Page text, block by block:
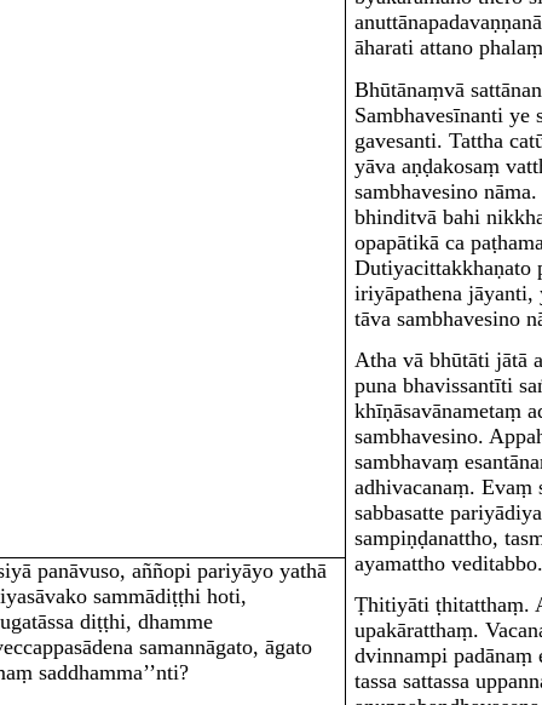
āharati attano
Bhūtānaṃvā sattāna
Sambhavesīnanti ye
gavesanti. Tattha
yāva aṇḍakosaṃ
sambhavesinonāma.
bhinditvā bahi
opapātikā ca
Dutiyacittakkhaṇato
iriyāpathena jāyanti,
tāva sambhavesino
Atha vā bhūtāti jātā
puna bhavissantīti
khīṇāsavānametaṃ
sambhavesino.
sambhavaṃ
adhivacanaṃ.
sabbasatte
sampiṇḍanattho,
ayamattho veditabbo.
Ṭhitiyāti ṭhitatthaṃ.
upakāratthaṃ.
dvinnampi
tassa sattassa
panāvuso, aññopi pariyāyo yathā
sammādiṭṭhi hoti,
diṭṭhi, dhamme
samannāgato, āgato
saddhamma’’nti?